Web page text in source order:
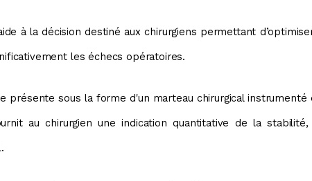
à la décision destiné aux chirurgiens permettant
les échecs opératoires.
présente sous la forme d'un marteau chirurgical instrumenté
au chirurgien une indication quantitative de la